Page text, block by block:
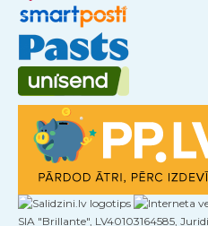
SIA "Brillante", LV40103164585,